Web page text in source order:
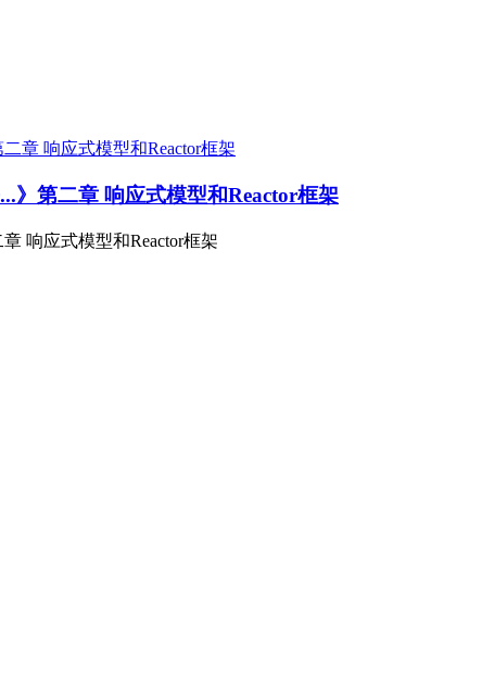
》第二章 响应式模型和Reactor框架
响应式模型和Reactor框架